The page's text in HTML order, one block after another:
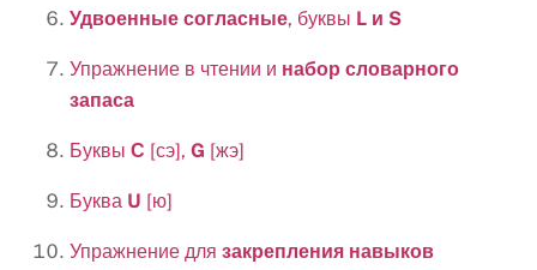
Удвоенные согласные, буквы L и S
Упражнение в чтении и набор словарного
запаса
Буквы С [сэ], G [жэ]
Буква U [ю]
Упражнение для закрепления навыков